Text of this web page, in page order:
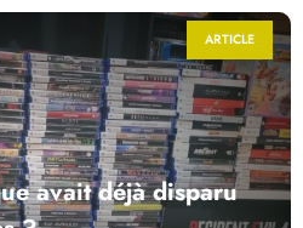
ARTICLE
avait déjà disparu